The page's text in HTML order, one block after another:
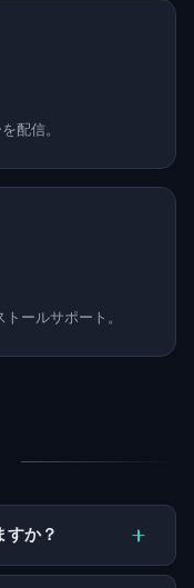
配信。
ールサポート。
か？